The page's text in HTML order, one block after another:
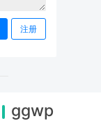
注册
ggwp